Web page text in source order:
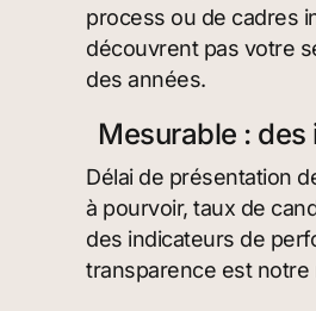
process ou de cadres
découvrent pas votre
des années.
Mesurable :
Délai de présentation
à pourvoir, taux de
des indicateurs de
transparence est notre